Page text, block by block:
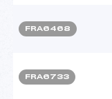
FRA6468
FRA6733